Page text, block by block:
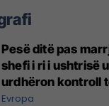
Pesë ditë pas
shefi i ri i ushtrisë
urdhëron kontroll
Evropa